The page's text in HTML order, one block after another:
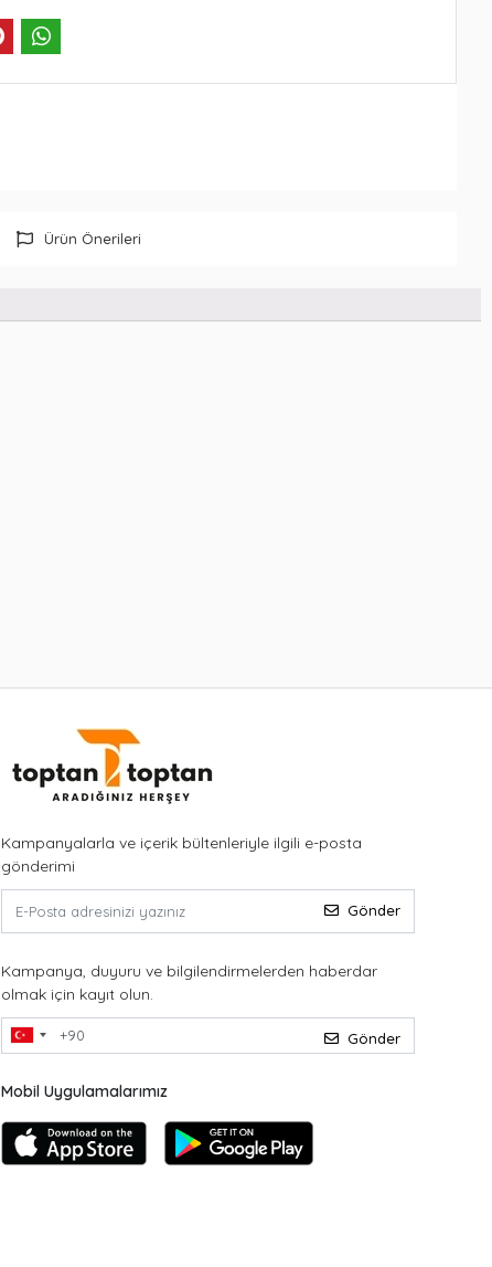
Ürün Önerileri
Kampanyalarla ve içerik bültenleriyle ilgili e-posta
gönderimi
Gönder
Kampanya, duyuru ve bilgilendirmelerden haberdar
olmak için kayıt olun.
Gönder
Mobil Uygulamalarımız